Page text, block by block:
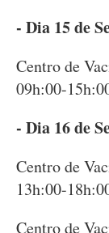
- Dia 15 de
Centro de
09h:00-
- Dia 16 de
Centro de
13h:00-
Centro de